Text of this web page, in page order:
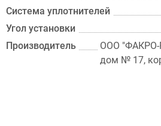
Система уплотнителей
Угол установки
Производитель
ООО "ФАКРО-
дом № 17,